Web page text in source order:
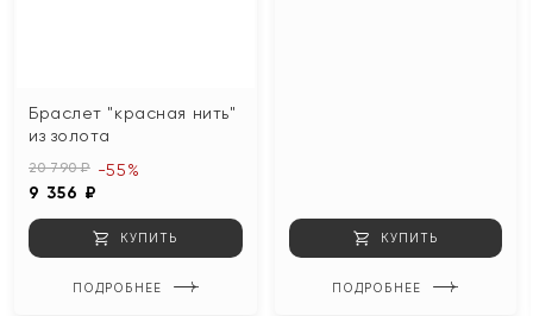
Браслет "красная нить"
из золота
20 790 ₽
9 356 ₽
-55%
КУПИТЬ
ПОДРОБНЕЕ
КУПИТЬ
ПОДРОБНЕЕ